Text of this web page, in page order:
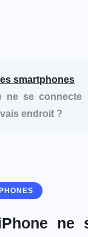
smartphones
ne se
endroit ?
ne